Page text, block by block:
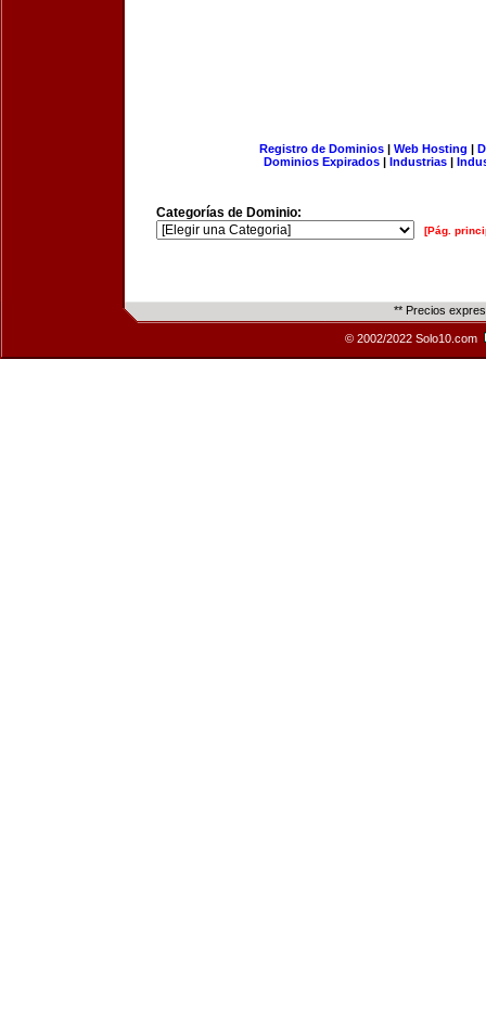
Registro de Dominios| Web Hosting |
Dominios Expirados | Industrias |
Categorías de Dominio:
[Pág.
** Precios
© 2002/2022 Solo10.com